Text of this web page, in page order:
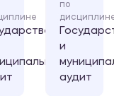
по
и
аудит